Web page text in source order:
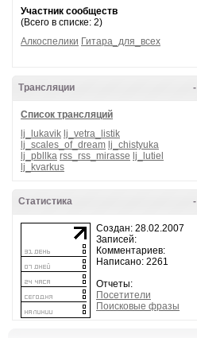
Участник сообществ
(Всего в списке: 2)
Алкоспелики Гитара_для_всех
-
Трансляции
Список трансляций
lj_lukavik lj_vetra_listik
lj_scales_of_dream lj_chistyuka
lj_pbllka rss_rss_mirasse lj_lutiel
lj_kvarkus
-
Статистика
Создан: 28.02.2007
Записей:
Комментариев:
Написано: 2261
Отчеты:
Посетители
Поисковые фразы